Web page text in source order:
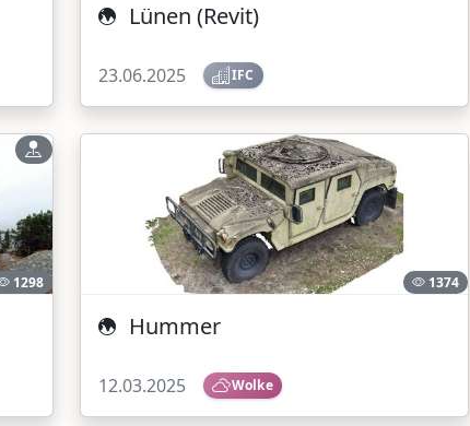
Lünen (Revit)
23.06.2025 IFC
1298 1374
Hummer
12.03.2025 Wolke